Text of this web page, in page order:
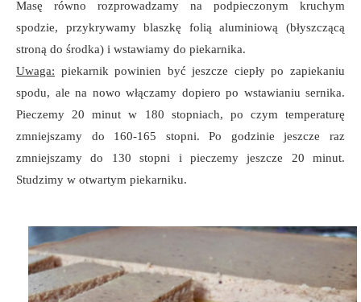
Masę równo rozprowadzamy na podpieczonym kruchym
spodzie, przykrywamy blaszkę folią aluminiową (błyszczącą
stroną do środka) i wstawiamy do piekarnika.
Uwaga: piekarnik powinien być jeszcze ciepły po zapiekaniu
spodu, ale na nowo włączamy dopiero po wstawianiu sernika.
Pieczemy 20 minut w 180 stopniach, po czym temperaturę
zmniejszamy do 160-165 stopni. Po godzinie jeszcze raz
zmniejszamy do 130 stopni i pieczemy jeszcze 20 minut.
Studzimy w otwartym piekarniku.